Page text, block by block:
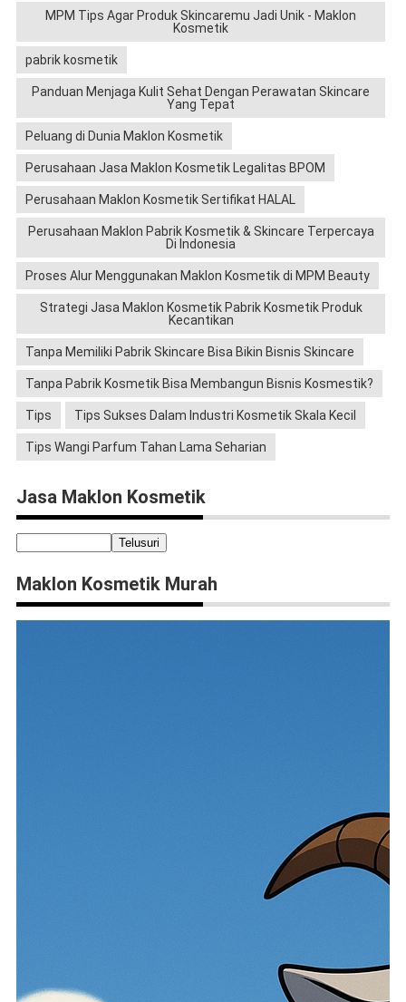
MPM Tips Agar Produk Skincaremu Jadi Unik - Maklon
Kosmetik
pabrik kosmetik
Panduan Menjaga Kulit Sehat Dengan Perawatan Skincare
Yang Tepat
Peluang di Dunia Maklon Kosmetik
Perusahaan Jasa Maklon Kosmetik Legalitas BPOM
Perusahaan Maklon Kosmetik Sertifikat HALAL
Perusahaan Maklon Pabrik Kosmetik & Skincare Terpercaya
Di Indonesia
Proses Alur Menggunakan Maklon Kosmetik di MPM Beauty
Strategi Jasa Maklon Kosmetik Pabrik Kosmetik Produk
Kecantikan
Tanpa Memiliki Pabrik Skincare Bisa Bikin Bisnis Skincare
Tanpa Pabrik Kosmetik Bisa Membangun Bisnis Kosmestik?
Tips Tips Sukses Dalam Industri Kosmetik Skala Kecil
Tips Wangi Parfum Tahan Lama Seharian
Jasa Maklon Kosmetik
Maklon Kosmetik Murah